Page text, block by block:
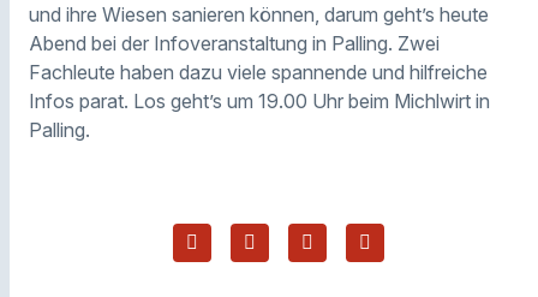
und ihre Wiesen sanieren können, darum geht’s heute
Abend bei der Infoveranstaltung in Palling. Zwei
Fachleute haben dazu viele spannende und hilfreiche
Infos parat. Los geht’s um 19.00 Uhr beim Michlwirt in
Palling.